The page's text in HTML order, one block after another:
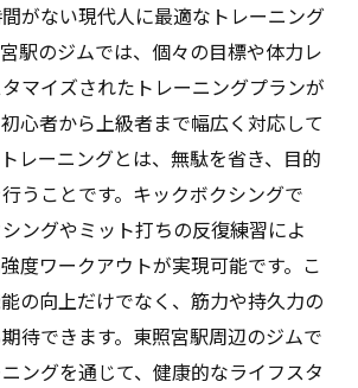
がない現代人に最適なトレーニング
駅のジムでは、個々の目標や体力レ
マイズされたトレーニングプランが
心者から上級者まで幅広く対応して
レーニングとは、無駄を省き、目的
うことです。キックボクシングで
ングやミット打ちの反復練習によ
度ワークアウトが実現可能です。こ
の向上だけでなく、筋力や持久力の
待できます。東照宮駅周辺のジムで
ングを通じて、健康的なライフスタ